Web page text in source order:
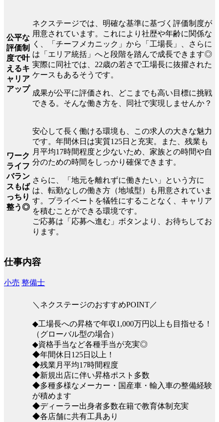
公平な
評価制
度で叶
えるキ
ャリア
アップ
ネクステージでは、明確な基準に基づく評価制度が
用意されています。これにより社歴や年齢に関係な
く、「チーフメカニック」から「工場長」、さらに
は「エリア統括」へと段階を踏んで成長できます◎
実際に同社では、22歳の若さで工場長に抜擢された
ケースもあるそうです。
成果が公平に評価され、どこまでも高い目標に挑戦
できる。そんな働き方を、同社で実現しませんか？
ワーク
ライフ
バラン
スもば
っちり
整う◎
安心して長く働ける環境も、この求人の大きな魅力
です。年間休日は実質125日と充実。また、残業も
月平均17時間程度と少ないため、家族との時間や自
分のための時間をしっかり確保できます。
さらに、「地元を離れずに働きたい」という方に
は、転勤なしの働き方（地域型）も用意されていま
す。プライベートを犠牲にすることなく、キャリア
を積むことができる環境です。
ご応募は「応募へ進む」ボタンより、お待ちしてお
ります。
仕事内容
小売 整備士
＼ネクステージのおすすめPOINT／
◆工場長への昇格で年収1,000万円以上も目指せる！
（グローバル型の場合）
◆資格手当など各種手当が充実◎
◆年間休日125日以上！
◆残業月平均17時間程度
◆新規出店に伴い昇格ポスト多数
◆多種多様なメーカー・国産車・輸入車の整備経験
が積めます
◆ディーラー出身者多数在籍で教育体制充実
◆各店舗に共有工具あり